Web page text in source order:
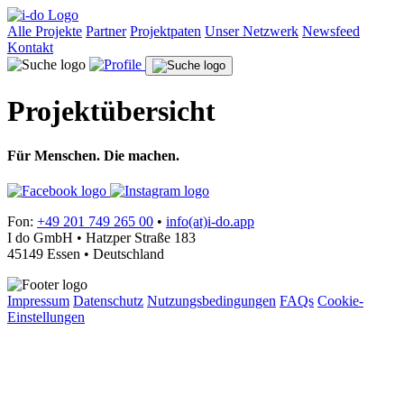
Alle Projekte Partner Projektpaten Unser Netzwerk Newsfeed
Kontakt
Projektübersicht
Für Menschen. Die machen.
Fon: +49 201 749 265 00 • info(at)i-do.app
I do GmbH • Hatzper Straße 183
45149 Essen • Deutschland
Impressum Datenschutz Nutzungsbedingungen FAQs Cookie-
Einstellungen